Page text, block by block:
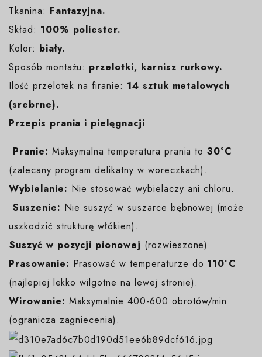
Tkanina: Fantazyjna.
Skład: 100% poliester.
Kolor: biały.
Sposób montażu: przelotki, karnisz rurkowy.
Ilość przelotek na firanie: 14 sztuk metalowych
(srebrne).
Przepis prania i pielęgnacji
Pranie: Maksymalna temperatura prania to30°C
(zalecany program delikatny w woreczkach).
Wybielanie: Nie stosować wybielaczy ani chloru.
Suszenie: Nie suszyć w suszarce bębnowej (może
uszkodzić strukturę włókien).
️Suszyć w pozycji pionowej (rozwieszone).
Prasowanie: Prasować w temperaturze do 110°C
(najlepiej lekko wilgotne na lewej stronie).
Wirowanie: Maksymalnie 400-600 obrotów/min
(ogranicza zagniecenia).